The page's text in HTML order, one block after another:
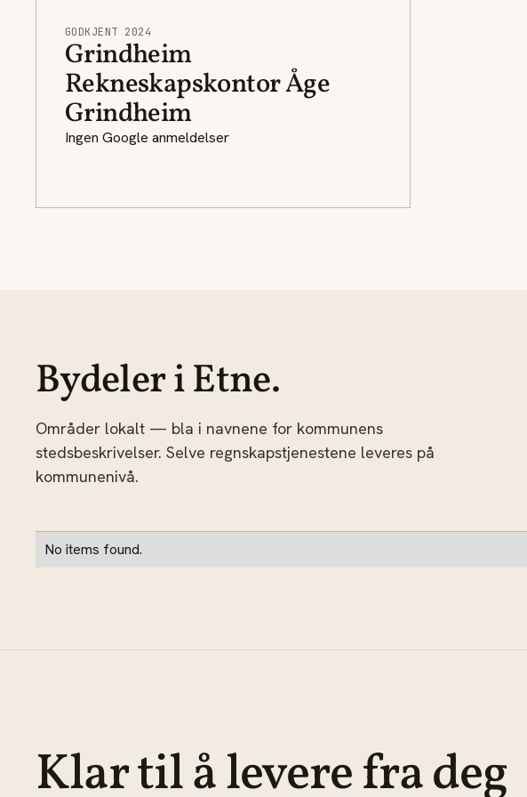
GODKJENT 2024
Grindheim
Rekneskapskontor Åge
Grindheim
Ingen Google anmeldelser
Bydeler i Etne.
Områder lokalt — bla i navnene for kommunens
stedsbeskrivelser. Selve regnskapstjenestene leveres på
kommunenivå.
No items found.
Klar til å levere fra deg